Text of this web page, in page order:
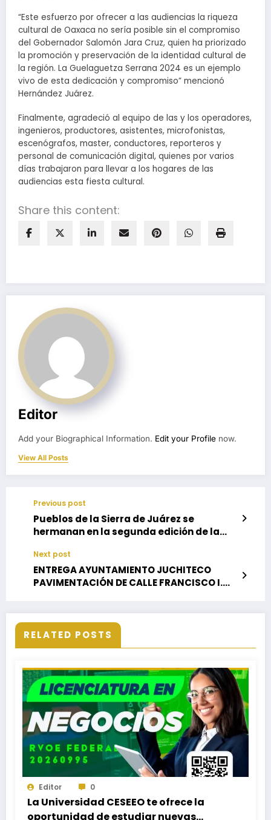
“Este esfuerzo por ofrecer a las audiencias la riqueza
cultural de Oaxaca no sería posible sin el compromiso
del Gobernador Salomón Jara Cruz, quien ha priorizado
la promoción y preservación de la identidad cultural de
la región. La Guelaguetza Serrana 2024 es un ejemplo
vivo de esta dedicación y compromiso” mencionó
Hernández Juárez.
Finalmente, agradeció al equipo de las y los operadores,
ingenieros, productores, asistentes, microfonistas,
escenógrafos, master, conductores, reporteros y
personal de comunicación digital, quienes por varios
días trabajaron para llevar a los hogares de las
audiencias esta fiesta cultural.
Share this content:
Editor
Add your Biographical Information. Edit your Profile now.
View All Posts
Previous post
Pueblos de la Sierra de Juárez se
hermanan en la segunda edición de la
Next post
ENTREGA AYUNTAMIENTO JUCHITECO
PAVIMENTACIÓN DE CALLE FRANCISCO I.
RELATED POSTS
Editor 0
La Universidad CESEEO te ofrece la
oportunidad de estudiar nuevas